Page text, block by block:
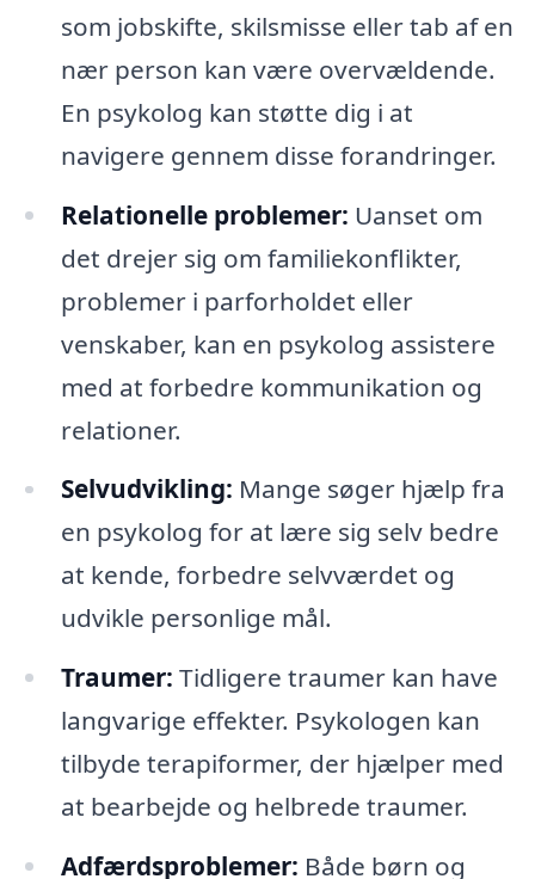
som jobskifte, skilsmisse eller tab af en
nær person kan være overvældende.
En psykolog kan støtte dig i at
navigere gennem disse forandringer.
Relationelle problemer: Uanset om
det drejer sig om familiekonflikter,
problemer i parforholdet eller
venskaber, kan en psykolog assistere
med at forbedre kommunikation og
relationer.
Selvudvikling: Mange søger hjælp fra
en psykolog for at lære sig selv bedre
at kende, forbedre selvværdet og
udvikle personlige mål.
Traumer: Tidligere traumer kan have
langvarige effekter. Psykologen kan
tilbyde terapiformer, der hjælper med
at bearbejde og helbrede traumer.
Adfærdsproblemer: Både børn og